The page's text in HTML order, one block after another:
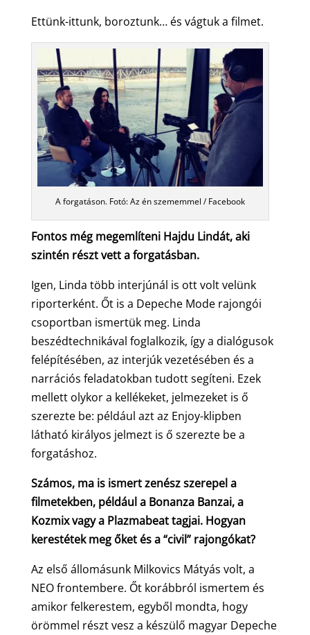
Ettünk-ittunk, boroztunk… és vágtuk a filmet.
A forgatáson. Fotó: Az én szememmel / Facebook
Fontos még megemlíteni Hajdu Lindát, aki
szintén részt vett a forgatásban.
Igen, Linda több interjúnál is ott volt velünk
riporterként. Őt is a Depeche Mode rajongói
csoportban ismertük meg. Linda
beszédtechnikával foglalkozik, így a dialógusok
felépítésében, az interjúk vezetésében és a
narrációs feladatokban tudott segíteni. Ezek
mellett olykor a kellékeket, jelmezeket is ő
szerezte be: például azt az Enjoy-klipben
látható királyos jelmezt is ő szerezte be a
forgatáshoz.
Számos, ma is ismert zenész szerepel a
filmetekben, például a Bonanza Banzai, a
Kozmix vagy a Plazmabeat tagjai. Hogyan
kerestétek meg őket és a “civil” rajongókat?
Az első állomásunk Milkovics Mátyás volt, a
NEO frontembere. Őt korábbról ismertem és
amikor felkerestem, egyből mondta, hogy
örömmel részt vesz a készülő magyar Depeche